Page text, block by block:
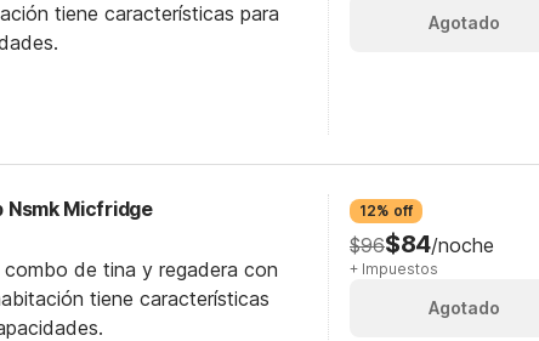
tiene características para
Agotado
Nsmk Micfridge
de tina y regadera con
tiene características
12% off
$96$84/noche
+ Impuestos
Agotado